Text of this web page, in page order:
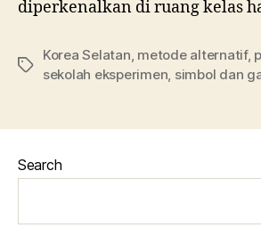
diperkenalkan di ruang kelas
Tags
Korea Selatan, metode alternatif,
sekolah eksperimen, simbol dan
Search